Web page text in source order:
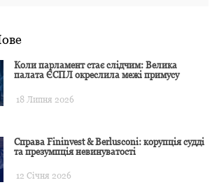
Коли парламент стає слідчим: Велика
палата ЄСПЛ окреслила межі примусу
18 Липня 2026
Справа Fininvest & Berlusconi: корупція судді
та презумпція невинуватості
12 Січня 2026